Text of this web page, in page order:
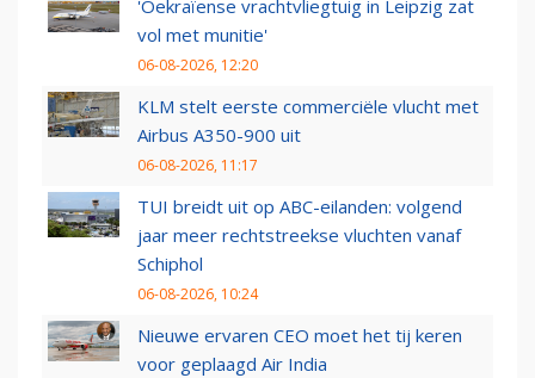
'Oekraïense vrachtvliegtuig in Leipzig zat
vol met munitie'
06-08-2026, 12:20
KLM stelt eerste commerciële vlucht met
Airbus A350-900 uit
06-08-2026, 11:17
TUI breidt uit op ABC-eilanden: volgend
jaar meer rechtstreekse vluchten vanaf
Schiphol
06-08-2026, 10:24
Nieuwe ervaren CEO moet het tij keren
voor geplaagd Air India